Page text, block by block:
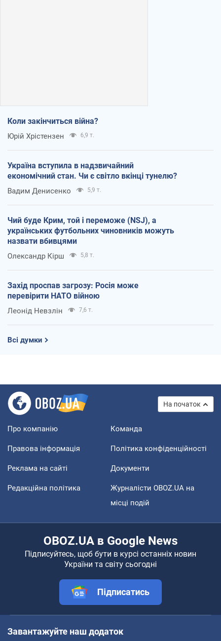
Коли закінчиться війна?
Юрій Хрістензен 6,9 т.
Україна вступила в надзвичайний
економічний стан. Чи є світло вкінці тунелю?
Вадим Денисенко 5,9 т.
Чий буде Крим, той і переможе (NSJ), а
українських футбольних чиновників можуть
назвати вбивцями
Олександр Кірш 5,8 т.
Захід проспав загрозу: Росія може
перевірити НАТО війною
Леонід Невзлін 7,6 т.
Всі думки
На початок
Про компанію Команда
Правова інформація Політика конфіденційності
Реклама на сайті Документи
Редакційна політика
Журналісти OBOZ.UA на
місці подій
OBOZ.UA в Google News
Підписуйтесь, щоб бути в курсі останніх новин
України та світу сьогодні
Підписатись
Завантажуйте наш додаток